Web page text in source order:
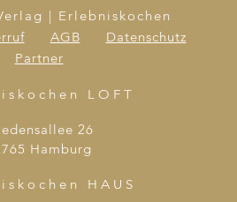
| Erlebniskochen
AGB
Datenschutz
Partner
LOFT
26
Hamburg
HAUS